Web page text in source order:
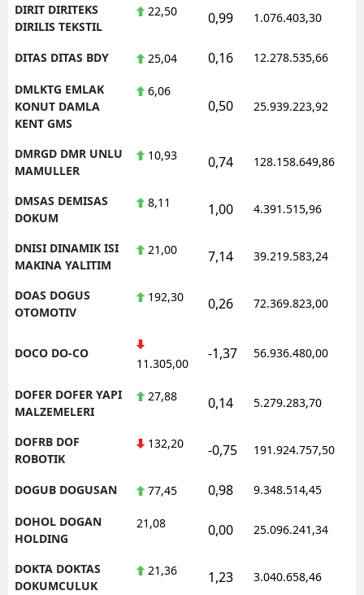
DIRIT DIRITEKS
DIRILIS TEKSTIL
22,50 0,99 1.076.403,30
DITAS DITAS BDY 25,04 0,16 12.278.535,66
DMLKTG EMLAK
KONUT DAMLA
KENT GMS
6,06
0,50 25.939.223,92
DMRGD DMR UNLU
MAMULLER
10,93 0,74 128.158.649,86
DMSAS DEMISAS
DOKUM
8,11 1,00 4.391.515,96
DNISI DINAMIK ISI
MAKINA YALITIM
21,00 7,14 39.219.583,24
DOAS DOGUS
OTOMOTIV
192,30 0,26 72.369.823,00
DOCO DO-CO
11.305,00
-1,37 56.936.480,00
DOFER DOFER YAPI
MALZEMELERI
27,88 0,14 5.279.283,70
DOFRB DOF
ROBOTIK
132,20 -0,75 191.924.757,50
DOGUB DOGUSAN 77,45 0,98 9.348.514,45
DOHOL DOGAN
HOLDING
21,08 0,00 25.096.241,34
DOKTA DOKTAS
DOKUMCULUK
21,36 1,23 3.040.658,46